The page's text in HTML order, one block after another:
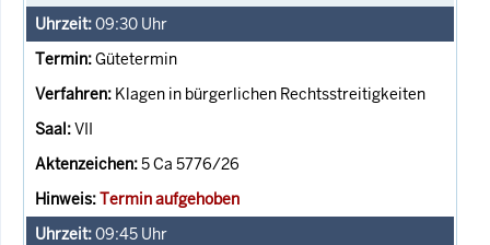
09:30 Uhr
Gütetermin
Klagen in bürgerlichen Rechtsstreitigkeiten
VII
5 Ca 5776/26
Termin aufgehoben
09:45 Uhr